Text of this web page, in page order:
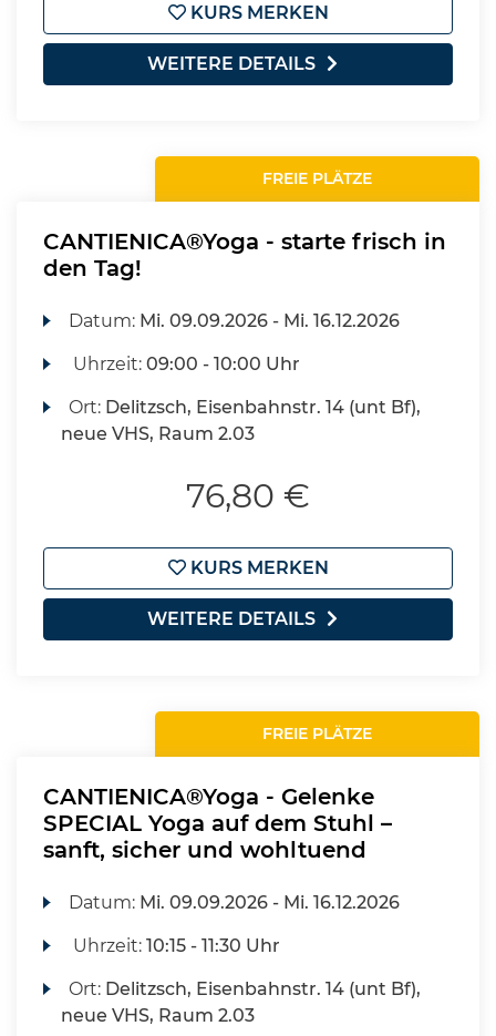
KURS MERKEN
WEITERE DETAILS
FREIE PLÄTZE
CANTIENICA®Yoga - starte frisch in
den Tag!
Datum: Mi. 09.09.2026 - Mi. 16.12.2026
Uhrzeit:09:00 - 10:00 Uhr
Ort: Delitzsch, Eisenbahnstr. 14 (unt Bf),
neue VHS, Raum 2.03
76,80 €
KURS MERKEN
WEITERE DETAILS
FREIE PLÄTZE
CANTIENICA®Yoga - Gelenke
SPECIAL Yoga auf dem Stuhl –
sanft, sicher und wohltuend
Datum: Mi. 09.09.2026 - Mi. 16.12.2026
Uhrzeit:10:15 - 11:30 Uhr
Ort: Delitzsch, Eisenbahnstr. 14 (unt Bf),
neue VHS, Raum 2.03